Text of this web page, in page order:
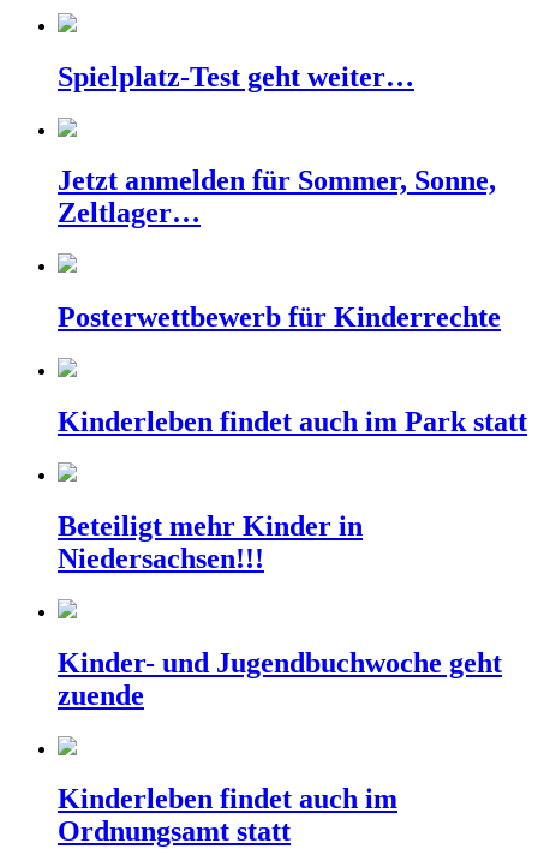
Spielplatz-Test geht weiter…
Jetzt anmelden für Sommer, Sonne,
Zeltlager…
Posterwettbewerb für Kinderrechte
Kinderleben findet auch im Park statt
Beteiligt mehr Kinder in
Niedersachsen!!!
Kinder- und Jugendbuchwoche geht
zuende
Kinderleben findet auch im
Ordnungsamt statt